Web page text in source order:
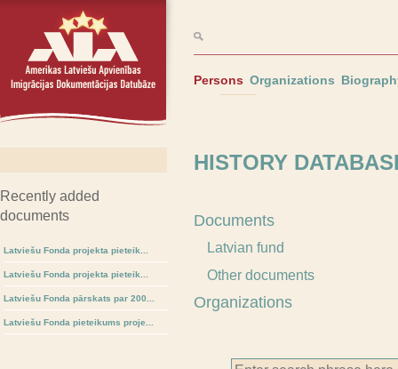
Persons Organizations
Recently added
documents
Latviešu Fonda projekta pieteik...
Latviešu Fonda projekta pieteik...
Latviešu Fonda pārskats par 200...
Latviešu Fonda pieteikums proje...
HISTORY
Documents
Latvian fund
Other documents
Organizations